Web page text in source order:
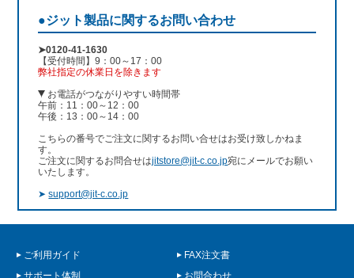
●ジット製品に関するお問い合わせ
➤0120-41-1630
【受付時間】9：00～17：00
弊社指定の休業日を除きます
お電話がつながりやすい時間帯
午前：11：00～12：00
午後：13：00～14：00
こちらの番号でご注文に関するお問い合せはお受け致しかねま
す。
ご注文に関するお問合せはjitstore@jit-c.co.jp宛にメールでお願い
いたします。
➤support@jit-c.co.jp
ご利用ガイド
FAX注文書
サポート体制
お問合わせ